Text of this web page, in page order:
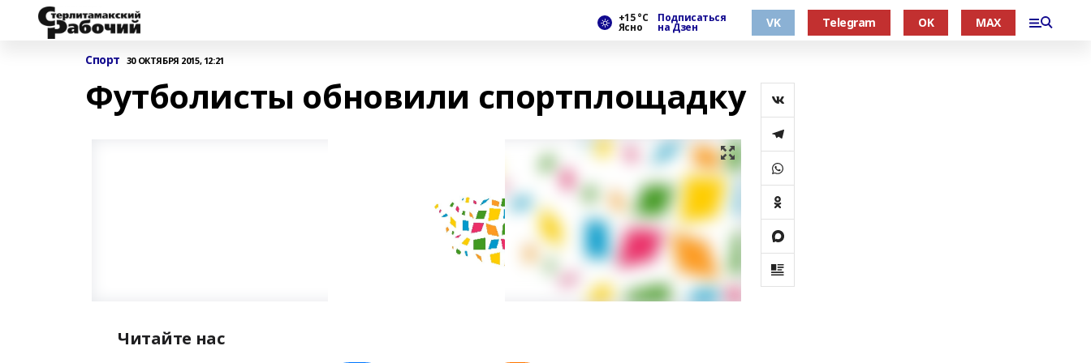
+15 °С
Ясно
Подписаться
на Дзен VK Telegram OK MAX
Спорт 30 ОКТЯБРЯ 2015, 12:21
Футболисты обновили спортплощадку
Читайте нас